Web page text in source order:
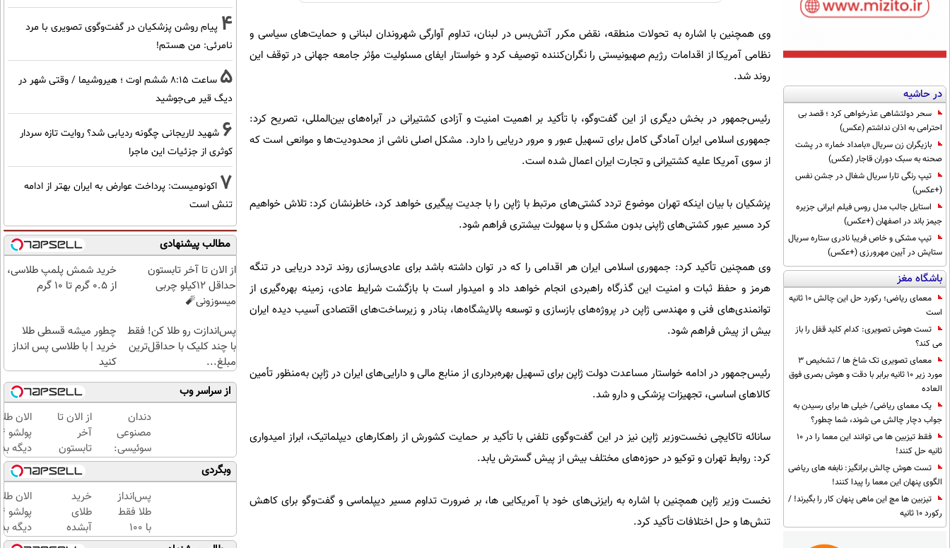
در حاشیه
سحر دولتشاهی عذرخواهی کرد ؛ قصد بی
احترامی به اذان نداشتم (عکس)
بازیگران زن سریال «بامداد خمار» در پشت
صحنه به سبک دوران قاجار (عکس)
تیپ رنگی تارا سریال شغال در جشن نفس
(+عکس)
استایل جالب مدل روس فیلم ایرانی جزیره
جیمز باند در اصفهان (+عکس)
تیپ مشکی و خاص فریبا نادری ستاره سریال
ستایش در آیین مهرورزی (+عکس)
باشگاه مغز
معمای ریاضی؛ رکورد حل این چالش 10 ثانیه
است
تست هوش تصویری: کدام کلید قفل را باز
می کند؟
معمای تصویری تک شاخ ها / تشخیص 3
مورد زیر 10 ثانیه برابر با دقت و هوش بصری فوق
العاده
یک معمای ریاضی/ خیلی ها برای رسیدن به
جواب دچار چالش می شوند، شما چطور؟
فقط تیزبین ها می توانند این معما را در 10
ثانیه حل کنند!
تست هوش چالش برانگیز: نابغه های ریاضی
الگوی پنهان این معما را پیدا کنند!
تیزبین ها مچ این ماهی پنهان کار را بگیرند! /
رکورد 10 ثانیه
وی همچنین با اشاره به تحولات منطقه، نقض مکرر آتش‌بس در لبنان، تداوم آوارگی شهروندان لبنانی و حمایت‌های سیاسی و
نظامی آمریکا از اقدامات رژیم صهیونیستی را نگران‌کننده توصیف کرد و خواستار ایفای مسئولیت مؤثر جامعه جهانی در توقف این
روند شد.
رئیس‌جمهور در بخش دیگری از این گفت‌وگو، با تأکید بر اهمیت امنیت و آزادی کشتیرانی در آبراه‌های بین‌المللی، تصریح کرد:
جمهوری اسلامی ایران آمادگی کامل برای تسهیل عبور و مرور دریایی را دارد. مشکل اصلی ناشی از محدودیت‌ها و موانعی است که
از سوی آمریکا علیه کشتیرانی و تجارت ایران اعمال شده است.
پزشکیان با بیان اینکه تهران موضوع تردد کشتی‌های مرتبط با ژاپن را با جدیت پیگیری خواهد کرد، خاطرنشان کرد: تلاش خواهیم
کرد مسیر عبور کشتی‌های ژاپنی بدون مشکل و با سهولت بیشتری فراهم شود.
وی همچنین تأکید کرد: جمهوری اسلامی ایران هر اقدامی را که در توان داشته باشد برای عادی‌سازی روند تردد دریایی در تنگه
هرمز و حفظ ثبات و امنیت این گذرگاه راهبردی انجام خواهد داد و امیدوار است با بازگشت شرایط عادی، زمینه بهره‌گیری از
توانمندی‌های فنی و مهندسی ژاپن در پروژه‌های بازسازی و توسعه پالایشگاه‌ها، بنادر و زیرساخت‌های اقتصادی آسیب دیده ایران
بیش از پیش فراهم شود.
رئیس‌جمهور در ادامه خواستار مساعدت دولت ژاپن برای تسهیل بهره‌برداری از منابع مالی و دارایی‌های ایران در ژاپن به‌منظور تأمین
کالاهای اساسی، تجهیزات پزشکی و دارو شد.
سانائه تاکایچی نخست‌وزیر ژاپن نیز در این گفت‌وگوی تلفنی با تأکید بر حمایت کشورش از راهکارهای دیپلماتیک، ابراز امیدواری
کرد: روابط تهران و توکیو در حوزه‌های مختلف بیش از پیش گسترش یابد.
نخست وزیر ژاپن همچنین با اشاره به رایزنی‌های خود با آمریکایی ها، بر ضرورت تداوم مسیر دیپلماسی و گفت‌وگو برای کاهش
تنش‌ها و حل اختلافات تأکید کرد.
4 پیام روشن پزشکیان در گفت‌و‌گوی تصویری با مرد
نامرئی: من هستم!
5
ساعت ۸:۱۵ ششم اوت ؛ هیروشیما / وقتی شهر در
دیگ قیر می‌جوشید
6 شهید لاریجانی چگونه ردیابی شد؟ روایت تازه سردار
کوثری از جزئیات این ماجرا
7 اکونومیست: پرداخت عوارض به ایران بهتر از ادامه
تنش است
مطالب پیشنهادی
از الان تا آخر تابستون
حداقل 12کیلو چربی
میسوزونی🧨
خرید شمش پلمپ طلاسی،
از ۰.۵ گرم تا ۱۰ گرم
پس‌اندازت رو طلا کن! فقط
با چند کلیک با حداقل‌ترین
مبلغ...
چطور میشه قسطی طلا
خرید | با طلاسی پس انداز
کنید
از سراسر وب
دندان
مصنوعی
سوئیسی:
جدیدترین
فناوری
اروپا،
سبک و
مقاوم |
پرداخت
از الان تا
آخر
تابستون
حداقل
12کیلو
چربی
میسوزونی
🧨
الان
دیگه
طلا با
بی‌بهره
وبگردی
پس‌انداز
طلا فقط
با ۱۰۰
هزارتومان
خرید
طلای
آبشده
حتی با
الان
دیگه